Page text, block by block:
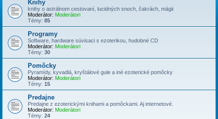
Knihy
knihy o astrálnom cestovaní, lucidných snoch, čakrách, mágii
Moderátor: Moderátori
Témy: 85
Programy
Software, hardware súvisaci s ezoterikou, hudobné CD
Moderátor: Moderátori
Témy: 30
Pomôcky
Pyramídy, kyvadlá, kryštálové gule a iné ezoterické pomôcky
Moderátor: Moderátori
Témy: 15
Predajne
Predajne z ezoterickými knihami a pomôckami. Aj internetové.
Moderátor: Moderátori
Témy: 24